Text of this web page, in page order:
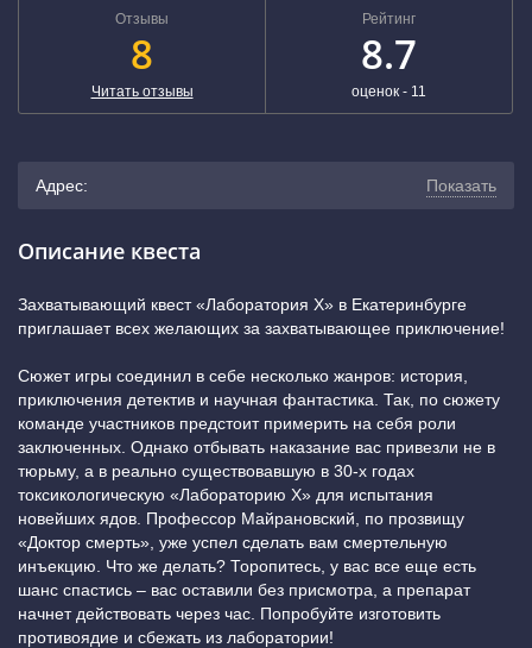
Отзывы
8
Читать отзывы
Рейтинг
8.7
оценок - 11
Адрес: Показать
+7 (343) 243-56-09
Геологическая
Описание квеста
Захватывающий квест «Лаборатория Х» в Екатеринбурге
приглашает всех желающих за захватывающее приключение!
Сюжет игры соединил в себе несколько жанров: история,
приключения детектив и научная фантастика. Так, по сюжету
команде участников предстоит примерить на себя роли
заключенных. Однако отбывать наказание вас привезли не в
тюрьму, а в реально существовавшую в 30-х годах
токсикологическую «Лабораторию Х» для испытания
новейших ядов. Профессор Майрановский, по прозвищу
«Доктор смерть», уже успел сделать вам смертельную
инъекцию. Что же делать? Торопитесь, у вас все еще есть
шанс спастись – вас оставили без присмотра, а препарат
начнет действовать через час. Попробуйте изготовить
противоядие и сбежать из лаборатории!